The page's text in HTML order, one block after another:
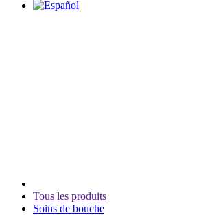
Tous les produits
Soins de bouche